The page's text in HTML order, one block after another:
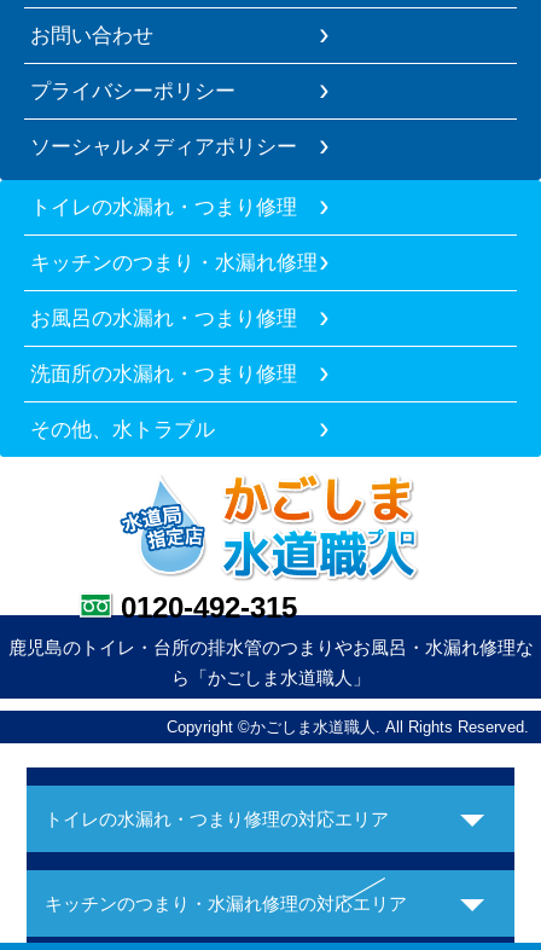
お問い合わせ
プライバシーポリシー
ソーシャルメディアポリシー
トイレの水漏れ・つまり修理
キッチンのつまり・水漏れ修理
お風呂の水漏れ・つまり修理
洗面所の水漏れ・つまり修理
その他、水トラブル
0120-492-315
鹿児島のトイレ・台所の排水管のつまりやお風呂・水漏れ修理な
ら「かごしま水道職人」
Copyright ©かごしま水道職人. All Rights Reserved.
トイレの水漏れ・つまり修理の対応エリア
キッチンのつまり・水漏れ修理の対応エリア